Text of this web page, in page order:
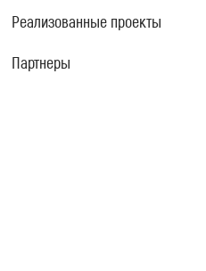
Реализованные проекты
Партнеры